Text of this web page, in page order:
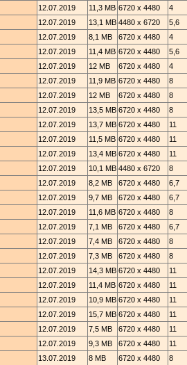
12.07.2019 11,3 MB 6720 x 4480
4
12.07.2019 13,1 MB 4480 x 6720
5,6
12.07.2019 8,1 MB 6720 x 4480
4
12.07.2019 11,4 MB 6720 x 4480
5,6
12.07.2019 12 MB 6720 x 4480
4
12.07.2019 11,9 MB 6720 x 4480
8
12.07.2019 12 MB 6720 x 4480
8
12.07.2019 13,5 MB 6720 x 4480
8
12.07.2019 13,7 MB 6720 x 4480
11
12.07.2019 11,5 MB 6720 x 4480
11
12.07.2019 13,4 MB 6720 x 4480
11
12.07.2019 10,1 MB 4480 x 6720
8
12.07.2019 8,2 MB 6720 x 4480
6,7
12.07.2019 9,7 MB 6720 x 4480
6,7
12.07.2019 11,6 MB 6720 x 4480
8
12.07.2019 7,1 MB 6720 x 4480
6,7
12.07.2019 7,4 MB 6720 x 4480
8
12.07.2019 7,3 MB 6720 x 4480
8
12.07.2019 14,3 MB 6720 x 4480
11
12.07.2019 11,4 MB 6720 x 4480
11
12.07.2019 10,9 MB 6720 x 4480
11
12.07.2019 15,7 MB 6720 x 4480
11
12.07.2019 7,5 MB 6720 x 4480
11
12.07.2019 9,3 MB 6720 x 4480
11
13.07.2019 8 MB 6720 x 4480
8